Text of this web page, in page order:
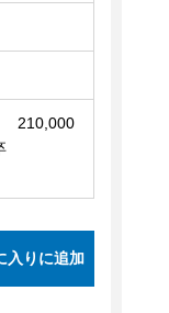
210,000
卒
入りに追加